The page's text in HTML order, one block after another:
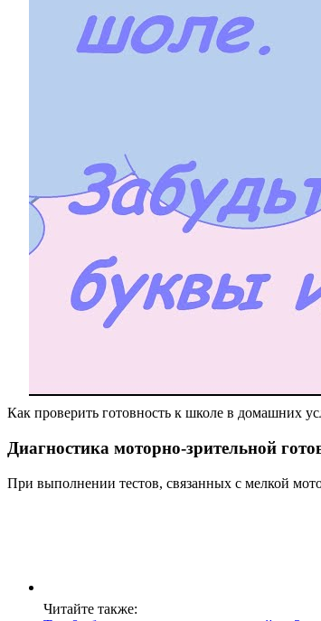
Как проверить готовность к школе в домашних
Диагностика моторно-зрительной
При выполнении тестов, связанных с мелкой
Читайте также: